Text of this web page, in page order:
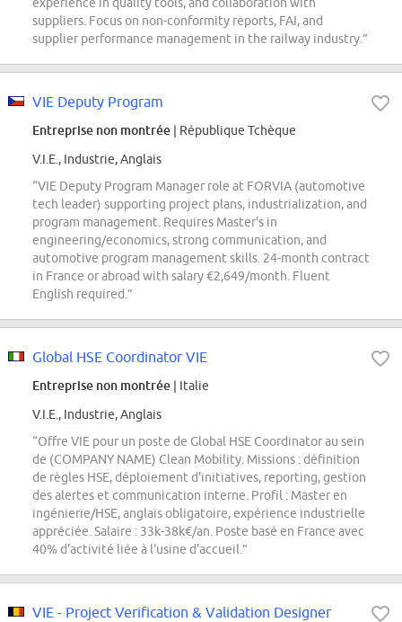
suppliers. Focus on non-conformity reports, FAI, and
supplier performance management in the railway industry.”
VIE Deputy Program
Entreprise non montrée | République Tchèque
V.I.E., Industrie, Anglais
“VIE Deputy Program Manager role at FORVIA (automotive
tech leader) supporting project plans, industrialization, and
program management. Requires Master's in
engineering/economics, strong communication, and
automotive program management skills. 24-month contract
in France or abroad with salary €2,649/month. Fluent
English required.”
Global HSE Coordinator VIE
Entreprise non montrée | Italie
V.I.E., Industrie, Anglais
“Offre VIE pour un poste de Global HSE Coordinator au sein
de (COMPANY NAME) Clean Mobility. Missions : définition
de règles HSE, déploiement d'initiatives, reporting, gestion
des alertes et communication interne. Profil : Master en
ingénierie/HSE, anglais obligatoire, expérience industrielle
appréciée. Salaire : 33k-38k€/an. Poste basé en France avec
40% d'activité liée à l'usine d'accueil.”
VIE - Project Verification & Validation Designer